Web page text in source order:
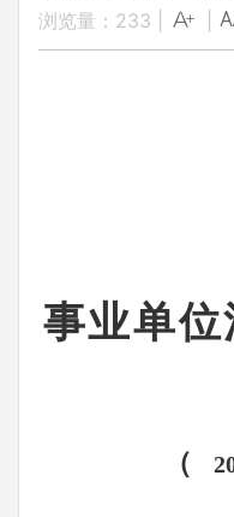
浏览量： 233
事业单
（